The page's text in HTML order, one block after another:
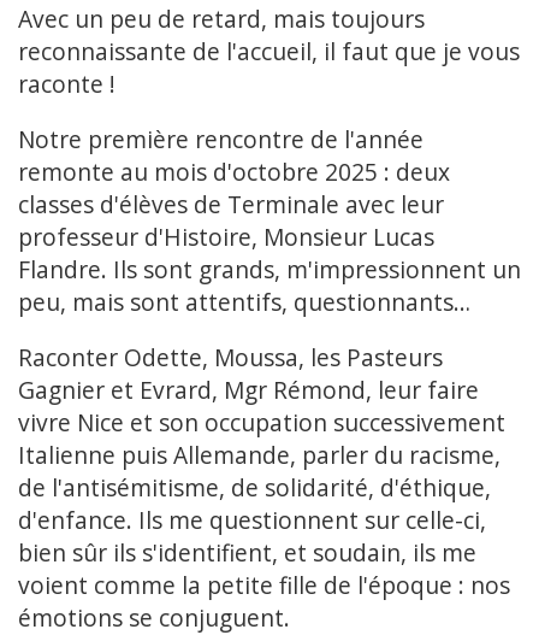
Avec un peu de retard, mais toujours
reconnaissante de l'accueil, il faut que je vous
raconte !
Notre première rencontre de l'année
remonte au mois d'octobre 2025 : deux
classes d'élèves de Terminale avec leur
professeur d'Histoire, Monsieur Lucas
Flandre. Ils sont grands, m'impressionnent un
peu, mais sont attentifs, questionnants…
Raconter Odette, Moussa, les Pasteurs
Gagnier et Evrard, Mgr Rémond, leur faire
vivre Nice et son occupation successivement
Italienne puis Allemande, parler du racisme,
de l'antisémitisme, de solidarité, d'éthique,
d'enfance. Ils me questionnent sur celle-ci,
bien sûr ils s'identifient, et soudain, ils me
voient comme la petite fille de l'époque : nos
émotions se conjuguent.